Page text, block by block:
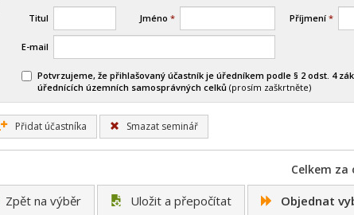
Titul Jméno* Příjmení*
E-mail
Potvrzujeme, že přihlašovaný účastník je úředníkem podle § 2 odst. 4
úřednících územních samosprávných celků (prosím zaškrtněte)
+ Přidat účastníka Smazat seminář
Celkem za
Zpět na výběr Uložit a přepočítat Objednat